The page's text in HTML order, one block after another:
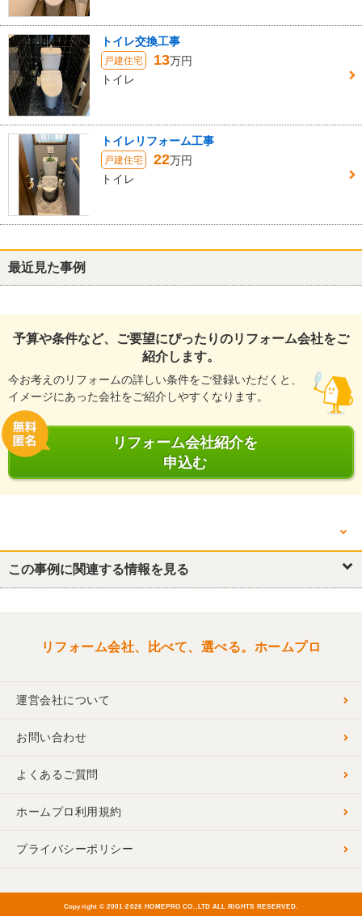
トイレ交換工事
戸建住宅 13万円
トイレ
トイレリフォーム工事
戸建住宅 22万円
トイレ
最近見た事例
予算や条件など、ご要望にぴったりのリフォーム会社をご
紹介します。
今お考えのリフォームの詳しい条件をご登録いただくと、
イメージにあった会社をご紹介しやすくなります。
リフォーム会社紹介を
申込む
他の箇所を見る
トイレ
この事例に関連する情報を見る
リフォーム会社、比べて、選べる。ホームプロ
運営会社について
お問い合わせ
よくあるご質問
ホームプロ利用規約
プライバシーポリシー
Copyright © 2001-2026 HOMEPRO CO.,LTD ALL RIGHTS RESERVED.